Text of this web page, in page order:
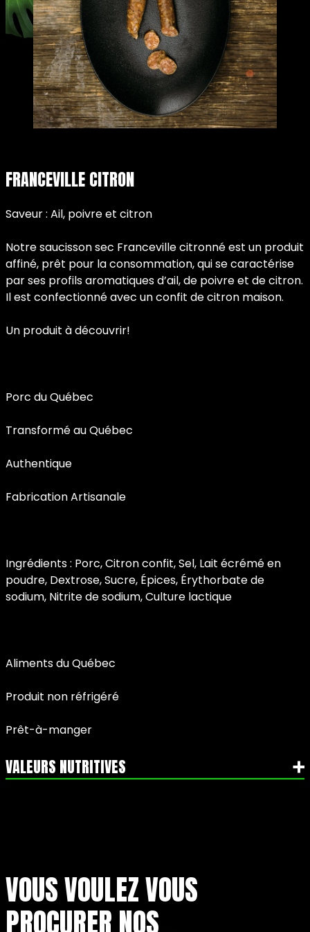
FRANCEVILLE CITRON
Saveur : Ail, poivre et citron
Notre saucisson sec Franceville citronné est un produit
affiné, prêt pour la consommation, qui se caractérise
par ses profils aromatiques d’ail, de poivre et de citron.
Il est confectionné avec un confit de citron maison.
Un produit à découvrir!
Porc du Québec
Transformé au Québec
Authentique
Fabrication Artisanale
Ingrédients : Porc, Citron confit, Sel, Lait écrémé en
poudre, Dextrose, Sucre, Épices, Érythorbate de
sodium, Nitrite de sodium, Culture lactique
Aliments du Québec
Produit non réfrigéré
Prêt-à-manger
VALEURS NUTRITIVES
VOUS VOULEZ VOUS
PROCURER NOS